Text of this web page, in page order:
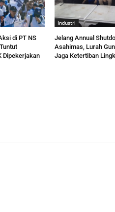
di PT NS
Dipekerjakan
Industri
Jelang Annual
Asahimas, Lurah
Jaga Ketertiban